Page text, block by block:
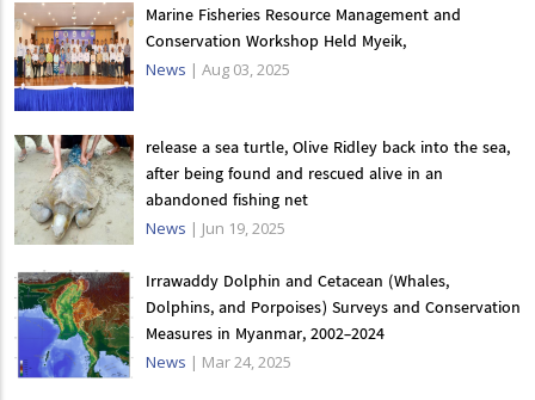
Marine Fisheries Resource Management and
Conservation Workshop Held Myeik,
News | Aug 03, 2025
release a sea turtle, Olive Ridley back into the sea,
after being found and rescued alive in an
abandoned fishing net
News | Jun 19, 2025
Irrawaddy Dolphin and Cetacean (Whales,
Dolphins, and Porpoises) Surveys and Conservation
Measures in Myanmar, 2002-2024
News | Mar 24, 2025